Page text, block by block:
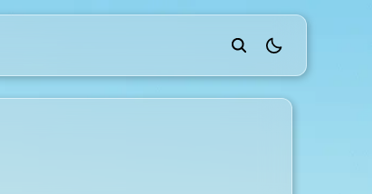
theme switcher